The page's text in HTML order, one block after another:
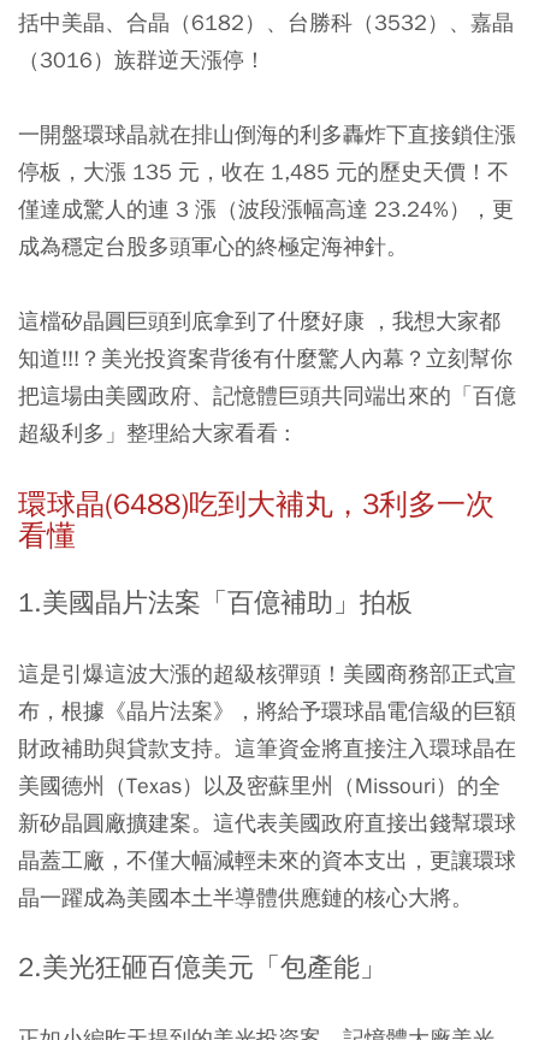
括中美晶、 合晶 （6182）、 台勝科 （3532）、 嘉晶
（3016）族群逆天漲停！
一開盤環球晶就在排山倒海的利多轟炸下直接鎖住漲
停板，大漲 135 元，收在 1,485 元的歷史天價！不
僅達成驚人的連 3 漲（波段漲幅高達 23.24%），更
成為穩定台股多頭軍心的終極定海神針。
這檔矽晶圓巨頭到底拿到了什麼好康 ，我想大家都
知道!!!？美光投資案背後有什麼驚人內幕？立刻幫你
把這場由美國政府、記憶體巨頭共同端出來的「百億
超級利多」整理給大家看看 :
環球晶(6488)吃到大補丸，3利多一次
看懂
1.美國晶片法案「百億補助」拍板
這是引爆這波大漲的超級核彈頭！美國商務部正式宣
布，根據《晶片法案》，將給予環球晶電信級的巨額
財政補助與貸款支持。這筆資金將直接注入環球晶在
美國德州（Texas）以及密蘇里州（Missouri）的全
新矽晶圓廠擴建案。這代表美國政府直接出錢幫環球
晶蓋工廠，不僅大幅減輕未來的資本支出，更讓環球
晶一躍成為美國本土半導體供應鏈的核心大將。
2.美光狂砸百億美元「包產能」